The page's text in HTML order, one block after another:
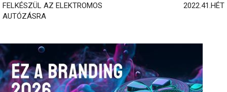
FELKÉSZÜL AZ ELEKTROMOS
AUTÓZÁSRA
2022.41.HÉT